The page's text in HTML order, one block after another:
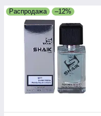
Распродажа –12%